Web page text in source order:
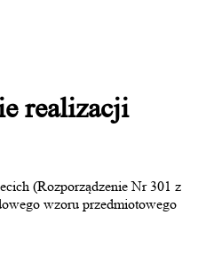
realizacji
(Rozporządzenie Nr 301 z
wzoru przedmiotowego